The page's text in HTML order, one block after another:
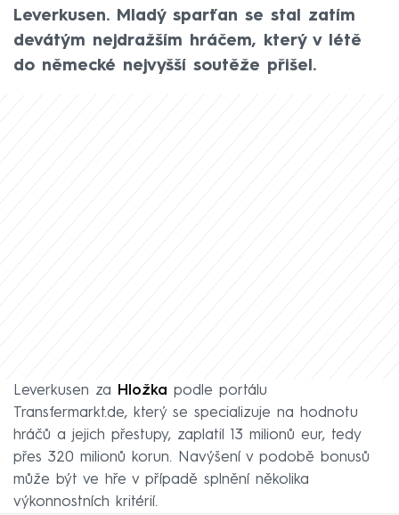
Leverkusen. Mladý sparťan se stal zatím
devátým nejdražším hráčem, který v létě
do německé nejvyšší soutěže přišel.
Leverkusen za Hložka podle portálu
Transfermarkt.de, který se specializuje na hodnotu
hráčů a jejich přestupy, zaplatil 13 milionů eur, tedy
přes 320 milionů korun. Navýšení v podobě bonusů
může být ve hře v případě splnění několika
výkonnostních kritérií.